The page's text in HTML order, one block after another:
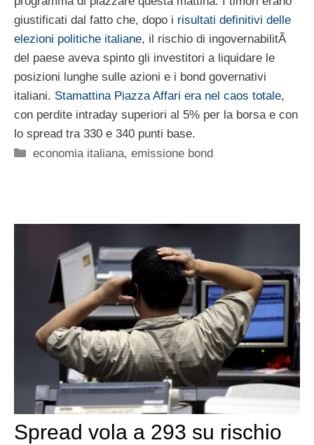
giustificati dal fatto che, dopo i risultati definitivi delle
elezioni politiche italiane, il rischio di ingovernabilitÃ
del paese aveva spinto gli investitori a liquidare le
posizioni lunghe sulle azioni e i bond governativi
italiani. Stamattina Piazza Affari era nel caos totale,
con perdite intraday superiori al 5% per la borsa e con
lo spread tra 330 e 340 punti base.
Categorie
economia italiana,emissione bond
Spread vola a 293 su rischio